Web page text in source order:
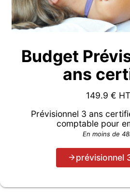
Budget
ans
149.9 € HT
Prévisionnel 3 ans
comptable pour
En moins de
prévisionnel